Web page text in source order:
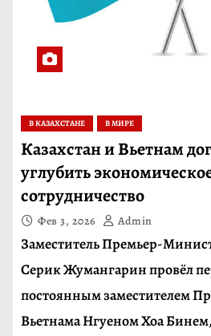
В КАЗАХСТАНЕ В МИРЕ
Казахстан и Вьетнам
углубить
сотрудничество
Фев 3, 2026 Admin
Заместитель Премьер-
Серик Жумангарин провёл
постоянным заместителем
Вьетнама Нгуеном Хоа